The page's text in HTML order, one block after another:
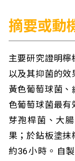
摘要或動
主要研究證明檸
以及其抑菌的效
黃色葡萄球菌
色葡萄球菌最
芽孢桿菌、大
果；於鉆板塗抹
約36小時。自